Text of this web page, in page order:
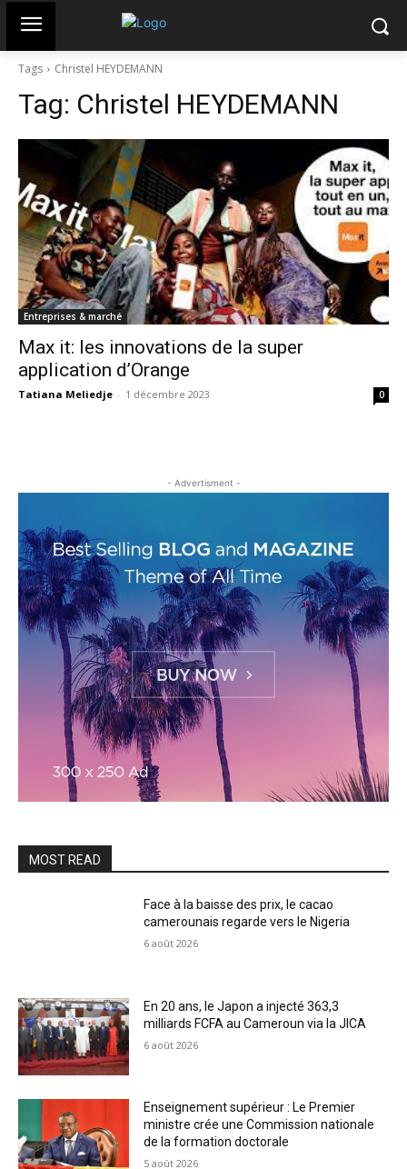
Tags Christel HEYDEMANN
Tag: Christel HEYDEMANN
Entreprises & marché
Max it: les innovations de la super
application d’Orange
Tatiana Meliedje - 1 décembre 2023 0
- Advertisment -
MOST READ
Face à la baisse des prix, le cacao
camerounais regarde vers le Nigeria
6 août 2026
En 20 ans, le Japon a injecté 363,3
milliards FCFA au Cameroun via la JICA
6 août 2026
Enseignement supérieur : Le Premier
ministre crée une Commission nationale
de la formation doctorale
5 août 2026